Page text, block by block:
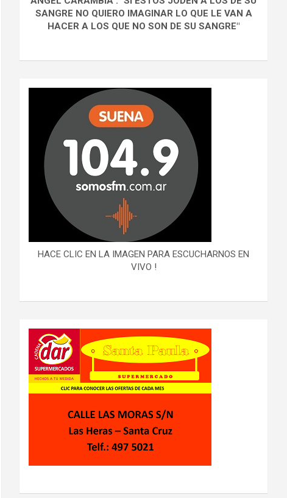
SANGRE NO QUIERO IMAGINAR LO QUE LE VAN A
HACER A LOS QUE NO SON DE SU SANGRE"
HACE CLIC EN LA IMAGEN PARA ESCUCHARNOS EN
VIVO !